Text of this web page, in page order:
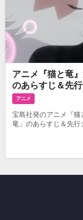
アニメ『猫と竜
のあらすじ＆先
アニメ
宝島社発のアニメ『猫
竜」のあらすじ＆先行